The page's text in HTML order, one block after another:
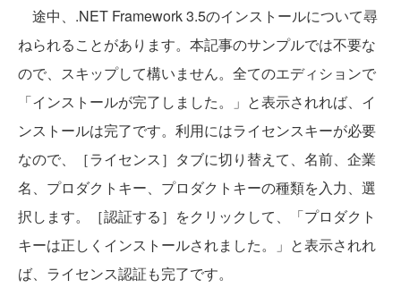
途中、.NET Framework 3.5のインストールについて尋
ねられることがあります。本記事のサンプルでは不要な
ので、スキップして構いません。全てのエディションで
「インストールが完了しました。」と表示されれば、イ
ンストールは完了です。利用にはライセンスキーが必要
なので、［ライセンス］タブに切り替えて、名前、企業
名、プロダクトキー、プロダクトキーの種類を入力、選
択します。［認証する］をクリックして、「プロダクト
キーは正しくインストールされました。」と表示されれ
ば、ライセンス認証も完了です。